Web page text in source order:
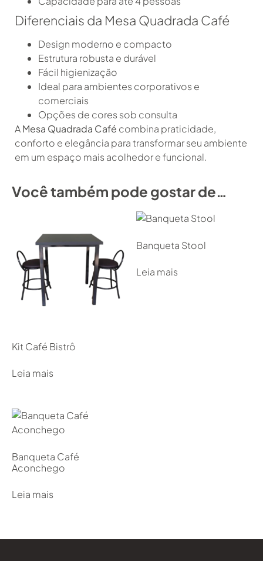
Diferenciais da Mesa Quadrada Café
Design moderno e compacto
Estrutura robusta e durável
Fácil higienização
Ideal para ambientes corporativos e
comerciais
Opções de cores sob consulta
AMesa Quadrada Café combina praticidade,
conforto e elegância para transformar seu ambiente
em um espaço mais acolhedor e funcional.
Você também pode gostar de…
Kit Café Bistrô
Leia mais
Banqueta Stool
Leia mais
Banqueta Café
Aconchego
Leia mais